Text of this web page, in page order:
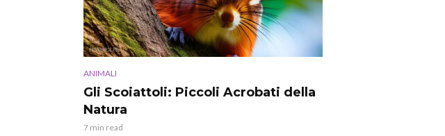
ANIMALI
Gli Scoiattoli: Piccoli Acrobati della
Natura
7 min read